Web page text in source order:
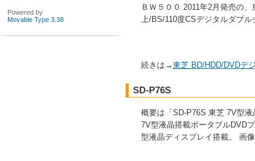
ＢＷ５００ 2011年2月発売の
上/BS/110度CSデジタルダブル
続きは→東芝 BD/HDD/DVDデ
SD-P76S
概要は「SD-P76S 東芝 7V型
7V型液晶搭載ポータブルDVD
型液晶ディスプレイ搭載。 画
Powered by
Movable Type 3.38